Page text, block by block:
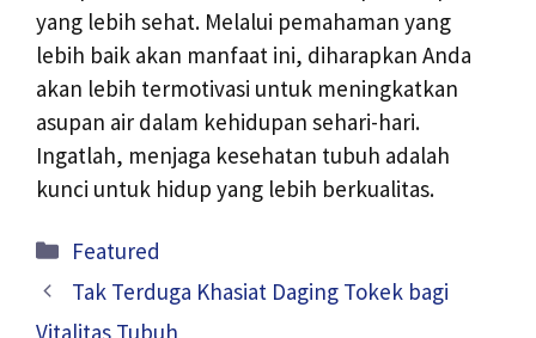
yang lebih sehat. Melalui pemahaman yang
lebih baik akan manfaat ini, diharapkan Anda
akan lebih termotivasi untuk meningkatkan
asupan air dalam kehidupan sehari-hari.
Ingatlah, menjaga kesehatan tubuh adalah
kunci untuk hidup yang lebih berkualitas.
Kategori
Featured
Tak Terduga Khasiat Daging Tokek bagi
Vitalitas Tubuh